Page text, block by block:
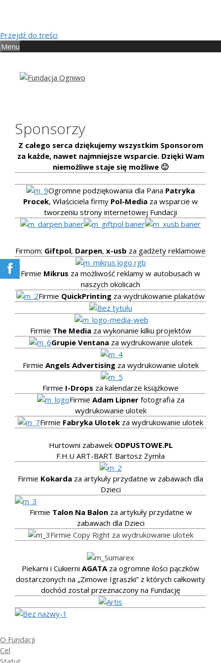
Przejdź do treści
Menu
Sponsorzy
Z całego serca dziękujemy wszystkim Sponsorom
za każde, nawet najmniejsze wsparcie. Dzięki Wam
niemożliwe staje się możliwe 🙂
Ogromne podziękowania dla Pana Patryka
Procek, Właściciela firmy Pol-Media za wsparcie w
tworzeniu strony internetowej Fundacji
Firmom: Giftpol, Darpen, x-usb za gadżety reklamowe
Firmie Mikrus za możliwość reklamy w autobusach w
naszych okolicach
Firmie QuickPrinting za wydrukowanie plakatów
Firmie The Mediaza wykonanie kilku projektów
Grupie Ventanaza wydrukowanie ulotek
Firmie Angels Advertisingza wydrukowanie ulotek
Firmie I-Drops za kalendarze książkowe
Firmie Adam Lipnerfotografia za
wydrukowanie ulotek
Firmie Fabryka Ulotek za wydrukowanie ulotek
Hurtowni zabawek ODPUSTOWE.PL
F.H.U ART-BART Bartosz Zymła
Firmie Kokarda za artykuły przydatne w zabawach dla
Dzieci
Firmie Talon Na Balonza artykuły przydatne w
zabawach dla Dzieci
Firmie Copy Right za wydrukowanie ulotek
Piekarni i Cukierni AGATAza ogromne ilości pączków
dostarczonych na „Zimowe Igraszki” z których całkowity
dochód został przeznaczony na Fundację
O Fundacji
Cel
Statut